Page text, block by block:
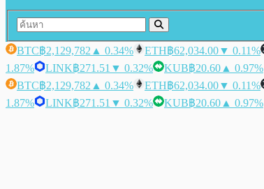
BTC฿2,129,782 ▲ 0.34% ETH฿62,034.00▼ 0.11%
1.87%
LINK฿271.51 ▼ 0.32% KUB฿20.60 ▲ 0.97%
BTC฿2,129,782 ▲ 0.34% ETH฿62,034.00▼ 0.11%
1.87%
LINK฿271.51 ▼ 0.32% KUB฿20.60 ▲ 0.97%